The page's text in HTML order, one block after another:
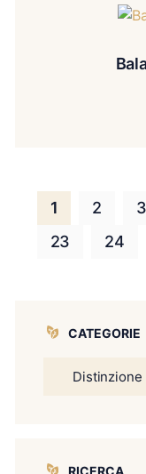
1 2 3
23
24
CATEGORIE
RICERCA